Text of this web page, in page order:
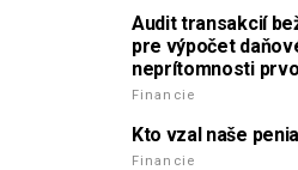
Audit transakcií
pre výpočet
neprítomnosti
Financie
Kto vzal naše
Financie